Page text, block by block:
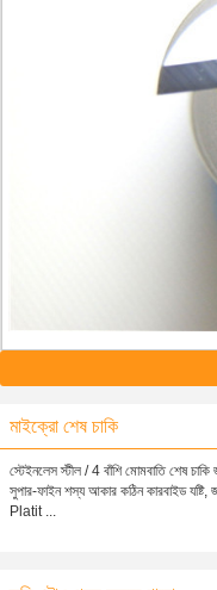
মাইক্রো শেষ চাকি
স্টেইনলেস স্টীল / 4 বাঁশি মোমবাতি শেষ
সুপার-ফাইন শস্য আকার কঠিন কারবাইড
Platit ...